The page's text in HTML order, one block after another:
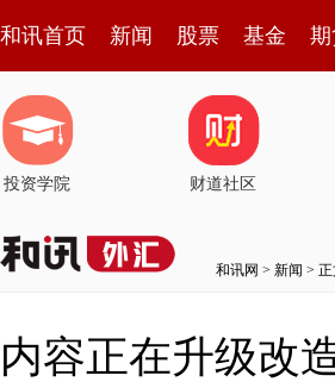
和讯首页 新闻 股票 基金
投资学院 财道社区
和讯网 > 新闻 > 正
内容正在升级改